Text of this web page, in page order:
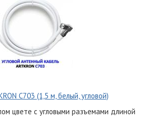
C703 (1,5 м, белый, угловой)
цвете с угловыми разъемами длиной